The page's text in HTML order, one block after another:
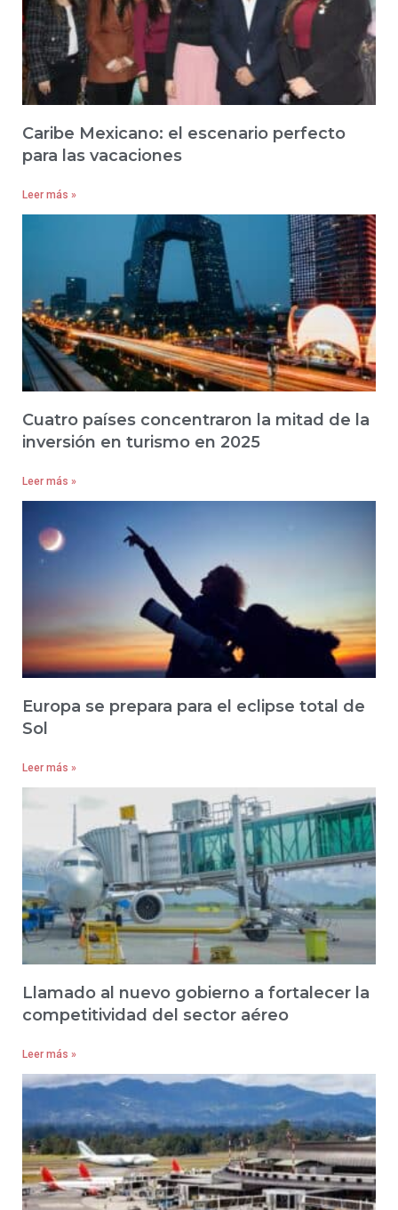
Caribe Mexicano: el escenario perfecto
para las vacaciones
Leer más »
Cuatro países concentraron la mitad de la
inversión en turismo en 2025
Leer más »
Europa se prepara para el eclipse total de
Sol
Leer más »
Llamado al nuevo gobierno a fortalecer la
competitividad del sector aéreo
Leer más »